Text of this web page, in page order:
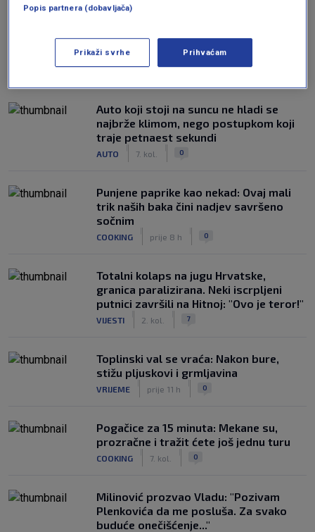
NAJČITANIJE
Auto koji stoji na suncu ne hladi se
najbrže klimom, nego postupkom koji
traje petnaest sekundi
AUTO 7. kol. 0
Punjene paprike kao nekad: Ovaj mali
trik naših baka čini nadjev savršeno
sočnim
COOKING prije 8 h 0
Totalni kolaps na jugu Hrvatske,
granica paralizirana. Neki iscrpljeni
putnici završili na Hitnoj: "Ovo je teror!"
VIJESTI 2. kol. 7
Toplinski val se vraća: Nakon bure,
stižu pljuskovi i grmljavina
VRIJEME prije 11 h 0
Pogačice za 15 minuta: Mekane su,
prozračne i tražit ćete još jednu turu
COOKING 7. kol. 0
Milinović prozvao Vladu: "Pozivam
Plenkovića da me posluša. Za svako
buduće onečišćenje..."
Popis partnera (dobavljača)
Prikaži svrhe Prihvaćam